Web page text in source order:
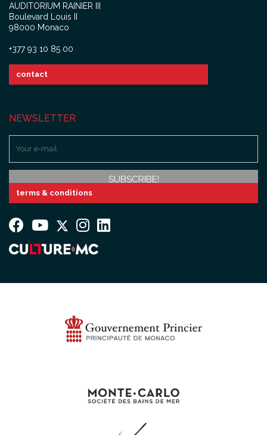
AUDITORIUM RAINIER III
Boulevard Louis II
98000 Monaco
+377 93 10 85 00
contact
NEWSLETTER
terms & conditions